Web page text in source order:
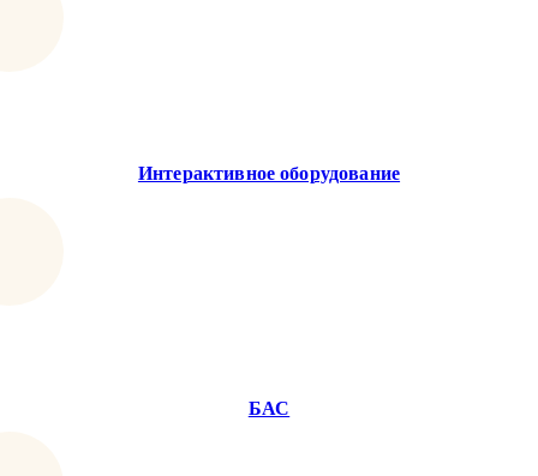
Интерактивное оборудование
БАС